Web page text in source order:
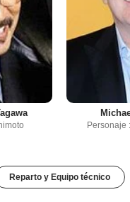
Personaje
Reparto y Equipo técnico